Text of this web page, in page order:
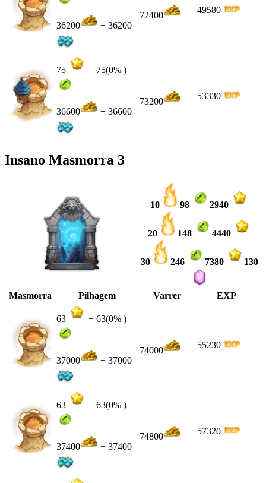
36200 + 36200
72400
49580
75 + 75(0% )
36600 + 36600
73200
53330
Insano Masmorra 3
10 98 2940
20 148 4440
30 246 7380 130
Masmorra Pilhagem Varrer EXP
63 + 63(0% )
37000 + 37000
74000
55230
63 + 63(0% )
37400 + 37400
74800
57320